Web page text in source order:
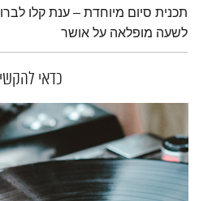
תמצית הפודקאסט
תכנית סיום מיוחדת – ענת קלו
לשעה מופלאה על אושר
כדאי